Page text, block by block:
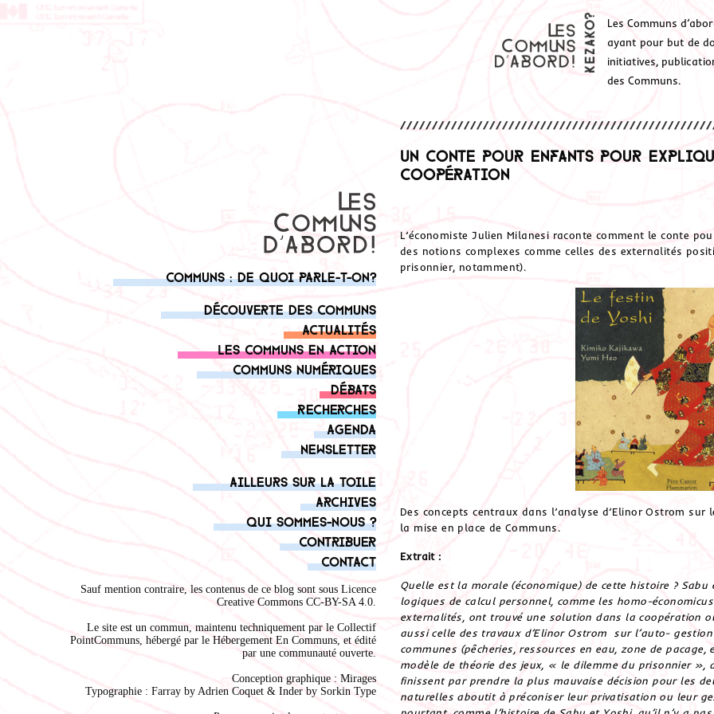
Les Communs
ayant pour but de
initiatives,
des Communs.
Communs : de quoi parle-t-on?
Découverte des communs
Actualités
Les communs en action
Communs numériques
Débats
Recherches
Agenda
Newsletter
Ailleurs sur la toile
Archives
Qui sommes-nous ?
Contribuer
Contact
Sauf mention contraire, les contenus de ce blog sont sous Licence
Creative Commons CC-BY-SA 4.0.
Le site est un commun, maintenu techniquement par le Collectif
PointCommuns, hébergé par le Hébergement En Communs, et édité
par une communauté ouverte.
Conception graphique : Mirages
Typographie : Farray by Adrien Coquet & Inder by Sorkin Type
Un conte pour enfants pour
coopération
L’économiste Julien Milanesi raconte comment le conte
des notions complexes comme celles des externalités
prisonnier, notamment).
Des concepts centraux dans l’analyse d’Elinor Ostrom
la mise en place de Communs.
Extrait :
Quelle est la morale (économique) de cette histoire ?
logiques de calcul personnel, comme les homo-
externalités, ont trouvé une solution dans la coopération
aussi celle des travaux d’Elinor Ostrom sur l’auto-
communes (pêcheries, ressources en eau, zone de
modèle de théorie des jeux, « le dilemme du prisonnier »,
finissent par prendre la plus mauvaise décision pour les
naturelles aboutit à préconiser leur privatisation ou leur